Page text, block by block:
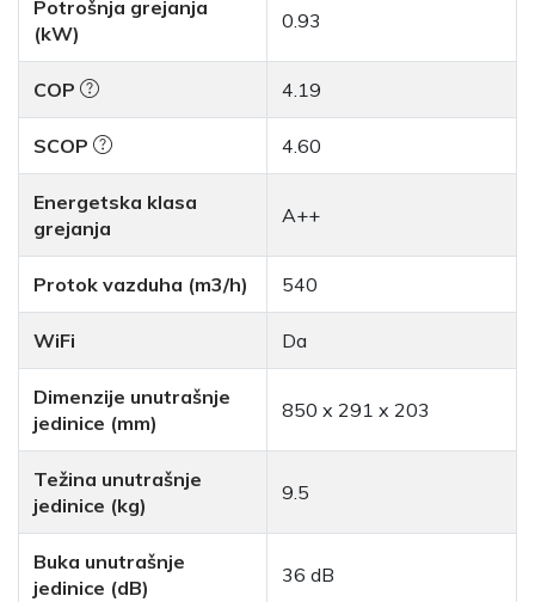
Potrošnja grejanja
(kW)
0.93
COP 4.19
SCOP 4.60
Energetska klasa
grejanja
A++
Protok vazduha (m3/h) 540
WiFi Da
Dimenzije unutrašnje
jedinice (mm)
850 x 291 x 203
Težina unutrašnje
jedinice (kg)
9.5
Buka unutrašnje
jedinice (dB)
36 dB